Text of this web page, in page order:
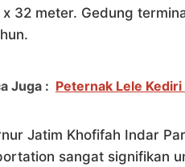
32 meter. Gedung
Juga : Peternak Lele
Jatim Khofifah Indar
sangat signifikan